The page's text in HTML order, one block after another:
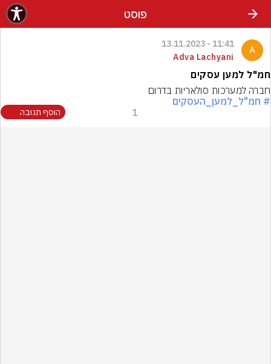
פוסט
11:41 - 13.11.2023
Adva Lachyani
חמ"ל למען עסקים
חברה למערכות סולאריות בדרום
# חמ"ל_למען_העסקים
1 הוסף תגובה